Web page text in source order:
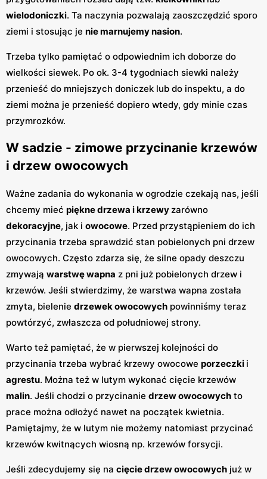
wielodoniczki. Ta naczynia pozwalają zaoszczędzić sporo
ziemi i stosując je nie marnujemy nasion.
Trzeba tylko pamiętać o odpowiednim ich doborze do
wielkości siewek. Po ok. 3-4 tygodniach siewki należy
przenieść do mniejszych doniczek lub do inspektu, a do
ziemi można je przenieść dopiero wtedy, gdy minie czas
przymrozków.
W sadzie - zimowe przycinanie krzewów
i drzew owocowych
Ważne zadania do wykonania w ogrodzie czekają nas, jeśli
chcemy mieć piękne drzewa i krzewy zarówno
dekoracyjne, jak i owocowe. Przed przystąpieniem do ich
przycinania trzeba sprawdzić stan pobielonych pni drzew
owocowych. Często zdarza się, że silne opady deszczu
zmywają warstwę wapna z pni już pobielonych drzew i
krzewów. Jeśli stwierdzimy, że warstwa wapna została
zmyta, bielenie drzewek owocowych powinniśmy teraz
powtórzyć, zwłaszcza od południowej strony.
Warto też pamiętać, że w pierwszej kolejności do
przycinania trzeba wybrać krzewy owocowe porzeczki i
agrestu. Można też w lutym wykonać cięcie krzewów
malin. Jeśli chodzi o przycinanie drzew owocowych to
prace można odłożyć nawet na początek kwietnia.
Pamiętajmy, że w lutym nie możemy natomiast przycinać
krzewów kwitnących wiosną np. krzewów forsycji.
Jeśli zdecydujemy się na cięcie drzew owocowych już w